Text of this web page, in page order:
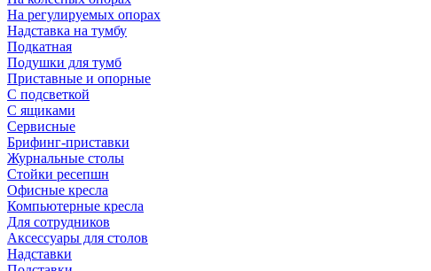
На регулируемых опорах
Надставка на тумбу
Подкатная
Подушки для тумб
Приставные и опорные
С подсветкой
С ящиками
Сервисные
Брифинг-приставки
Журнальные столы
Стойки ресепшн
Офисные кресла
Компьютерные кресла
Для сотрудников
Аксессуары для столов
Надставки